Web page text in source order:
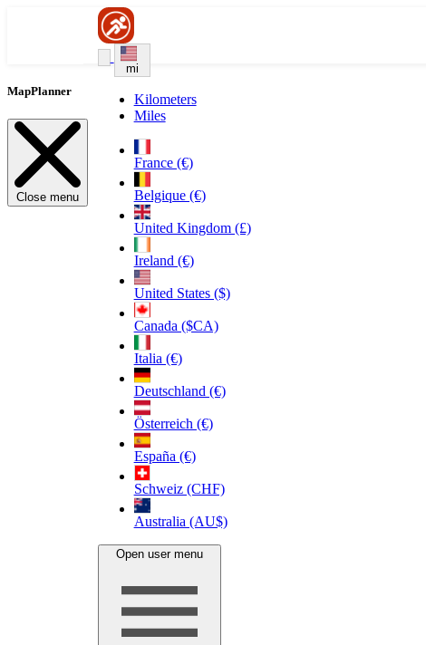
mi
Kilometers
Miles
France (€)
Belgique (€)
United Kingdom (£)
Ireland (€)
United States ($)
Canada ($CA)
Italia (€)
Deutschland (€)
Österreich (€)
España (€)
Schweiz (CHF)
Australia (AU$)
Open user menu
MapPlanner
Close menu